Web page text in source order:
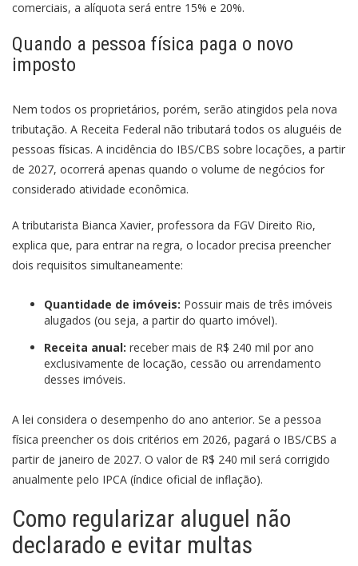
comerciais, a alíquota será entre 15% e 20%.
Quando a pessoa física paga o novo
imposto
Nem todos os proprietários, porém, serão atingidos pela nova
tributação. A Receita Federal não tributará todos os aluguéis de
pessoas físicas. A incidência do IBS/CBS sobre locações, a partir
de 2027, ocorrerá apenas quando o volume de negócios for
considerado atividade econômica.
A tributarista Bianca Xavier, professora da FGV Direito Rio,
explica que, para entrar na regra, o locador precisa preencher
dois requisitos simultaneamente:
Quantidade de imóveis: Possuir mais de três imóveis
alugados (ou seja, a partir do quarto imóvel).
Receita anual: receber mais de R$ 240 mil por ano
exclusivamente de locação, cessão ou arrendamento
desses imóveis.
A lei considera o desempenho do ano anterior. Se a pessoa
física preencher os dois critérios em 2026, pagará o IBS/CBS a
partir de janeiro de 2027. O valor de R$ 240 mil será corrigido
anualmente pelo IPCA (índice oficial de inflação).
Como regularizar aluguel não
declarado e evitar multas